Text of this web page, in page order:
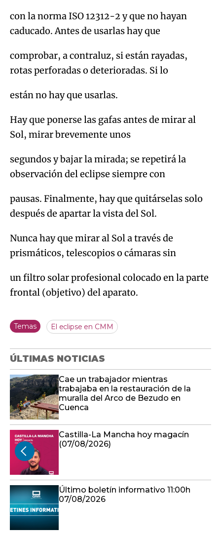
rotas perforadas o deterioradas. Si lo
Hay que ponerse las gafas antes de mirar al
observación del eclipse siempre con
después de apartar la vista del Sol.
prismáticos, telescopios o cámaras sin
frontal (objetivo) del aparato.
Temas El eclipse en CMM
Cae un trabajador mientras
muralla del Arco de Bezudo en
Cuenca
Castilla-La Mancha hoy magacín
(07/08/2026)
Último boletín informativo 11:00h
07/08/2026
Etapa 1 | Sigüenza - Cifuentes